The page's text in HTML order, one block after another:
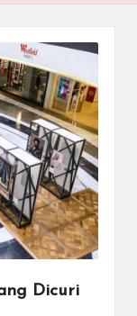
Dicuri